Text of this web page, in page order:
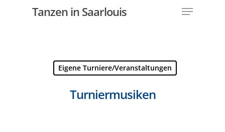
Tanzen in Saarlouis Menu
Eigene Turniere/Veranstaltungen
Turniermusiken